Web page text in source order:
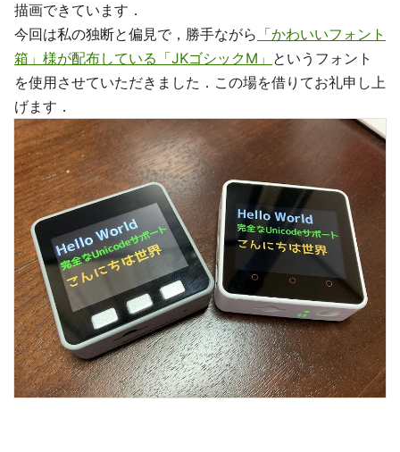
描画できています．
今回は私の独断と偏見で，勝手ながら 「かわいいフォント
箱」様が配布している「JKゴシックM」 というフォント
を使用させていただきました．この場を借りてお礼申し上
げます．